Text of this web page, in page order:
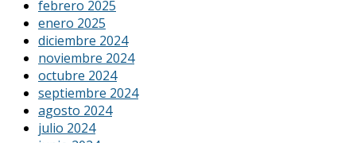
febrero 2025
enero 2025
diciembre 2024
noviembre 2024
octubre 2024
septiembre 2024
agosto 2024
julio 2024